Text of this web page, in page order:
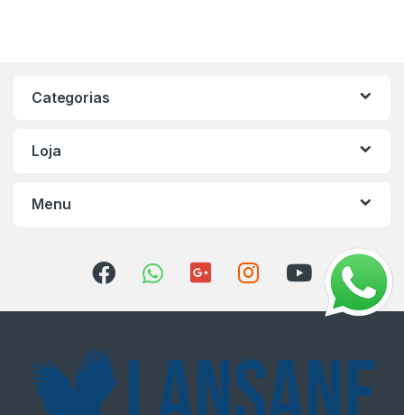
Categorias
Loja
Menu